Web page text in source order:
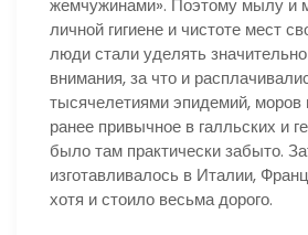
личной гигиене и чистоте мест
люди стали уделять
внимания, за что и
тысячелетиями эпидемий,
ранее привычное в галльских и
было там практически забыто.
изготавливалось в Италии,
хотя и стоило весьма дорого.